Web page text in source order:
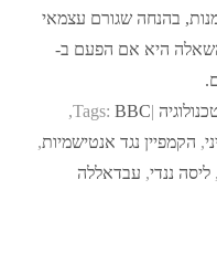
בהנחה שגורם עצמאי
השאלה היא אם הפעם ב-
Tags: BBC
,
, הקמפיין נגד אנטישמיות,
,ליסה ננדי, עבדאללה